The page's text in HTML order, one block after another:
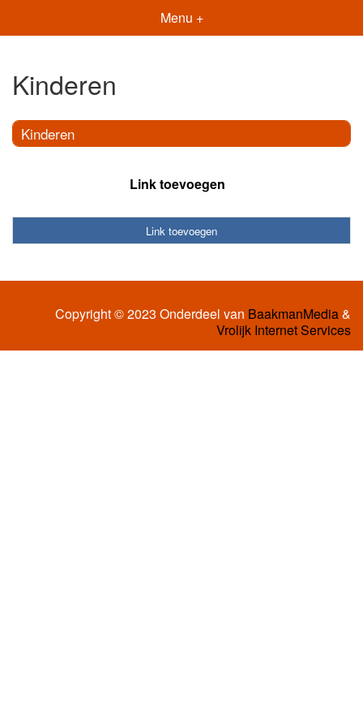
Menu +
Kinderen
Kinderen
Link toevoegen
Link toevoegen
Copyright © 2023 Onderdeel van BaakmanMedia&
Vrolijk Internet Services